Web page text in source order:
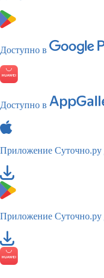
Доступно в
Доступно в
Приложение Суточно.ру
Приложение Суточно.ру